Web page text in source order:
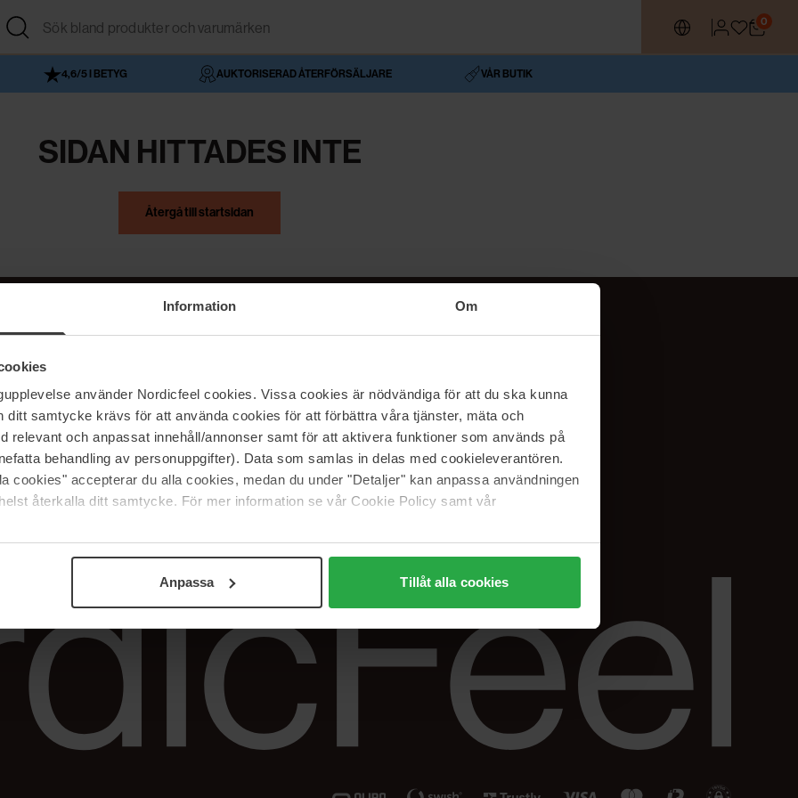
Information Om
använder Nordicfeel cookies. Vissa cookies är nödvändiga för att du ska kunna
ditt samtycke krävs för att använda cookies för att förbättra våra tjänster, mäta och
relevant och anpassat innehåll/annonser samt för att aktivera funktioner som används på
behandling av personuppgifter). Data som samlas in delas med cookieleverantören.
cookies" accepterar du alla cookies, medan du under "Detaljer" kan anpassa användningen
återkalla ditt samtycke. För mer information se vår Cookie Policy samt vår
Anpassa Tillåt alla cookies
0
4,6/5 I BETYG AUKTORISERAD ÅTERFÖRSÄLJARE VÅR BUTIK
SIDAN HITTADES INTE
Återgå till startsidan
NordicFeel
Vår butik
Våra varumärken
Jobba hos oss
Samarbeta med oss
The Beauty Edit
Hjälp
FAQ
Spåra min beställning
Returer &
reklamationer
Följ oss
Facebook
Instagram
Linkedin